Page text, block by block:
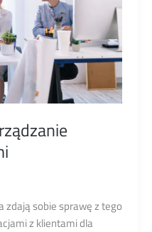
zdają sobie sprawę z tego
z klientami dla